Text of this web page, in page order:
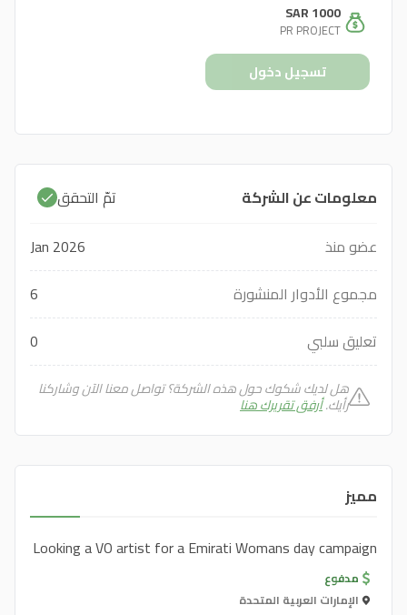
SAR 1000
PR PROJECT
تسجيل دخول
معلومات عن الشركة
تمّ التحقق
عضو منذ
Jan 2026
مجموع الأدوار المنشورة
6
تعليق سلبي
0
هل لديك شكوك حول هذه الشركة؟ تواصل معنا الآن وشاركنا
رأيك.أرفق تقريرك هنا
مميز
Looking a VO artist for a Emirati Womans day campaign
مدفوع
الإمارات العربية المتحدة